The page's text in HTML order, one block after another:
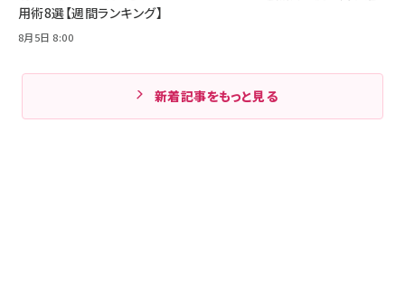
用術8選【週間ランキング】
8月5日 8:00
新着記事をもっと見る